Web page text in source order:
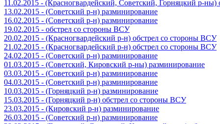
11.02.2015 - (Красногвардейский, Советский, Горняцкий р-
13.02.2015 - (Советский р-н) разминирование
16.02.2015 - (Советский р-н) разминирование
19.02.2015 - обстрел со стороны ВСУ
20.02.2015 - (Красногвардейский р-н) обстрел со стороны ВСУ
21.02.2015 - (Красногвардейский р-н) обстрел со стороны ВСУ
24.02.2015 - (Советский р-н) разминирование
01.03.2015 - (Советский, Кировский р-ны) разминирование
03.03.2015 - (Советский р-н) разминирование
04.03.2015 - (Советский р-н) разминирование
10.03.2015 - (Горняцкий р-н) разминирование
15.03.2015 - (Горняцкий р-н) обстрел со стороны ВСУ
23.03.2015 - (Кировский р-н) разминирование
26.03.2015 - (Советский р-н) разминирование